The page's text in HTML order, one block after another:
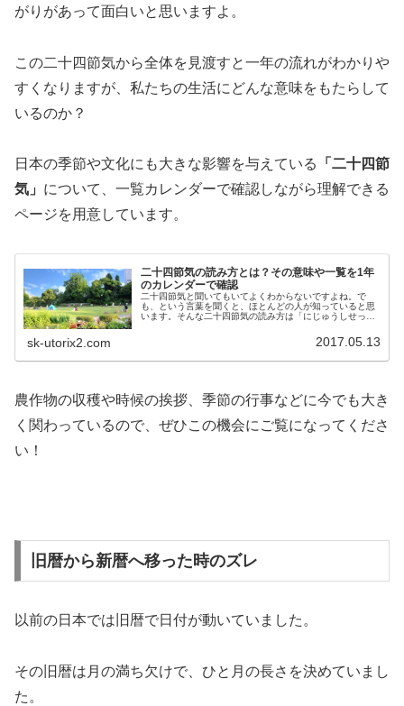
がりがあって面白いと思いますよ。
この二十四節気から全体を見渡すと一年の流れがわかりや
すくなりますが、私たちの生活にどんな意味をもたらして
いるのか？
日本の季節や文化にも大きな影響を与えている
「二十四節
気」 について、一覧カレンダーで確認しながら理解できる
ページを用意しています。
二十四節気の読み方とは？その意味や一覧を1年
のカレンダーで確認
二十四節気と聞いてもいてよくわからないですよね。で
も、という言葉を聞くと、ほとんどの人が知っていると思
います。そんな二十四節気の読み方は「にじゅうしせっ
sk-utorix2.com 2017.05.13
農作物の収穫や時候の挨拶、季節の行事などに今でも大き
く関わっているので、ぜひこの機会にご覧になってくださ
い！
旧暦から新暦へ移った時のズレ
以前の日本では旧暦で日付が動いていました。
その旧暦は月の満ち欠けで、ひと月の長さを決めていまし
た。